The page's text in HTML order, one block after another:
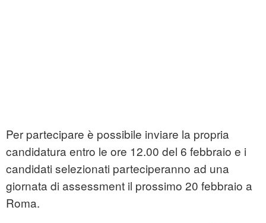
Per partecipare è possibile inviare la propria
candidatura entro le ore 12.00 del 6 febbraio e i
candidati selezionati parteciperanno ad una
giornata di assessment il prossimo 20 febbraio a
Roma.